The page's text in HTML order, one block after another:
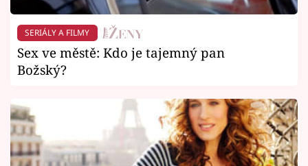
SERIÁLY A FILMY
Sex ve městě: Kdo je tajemný pan
Božský?